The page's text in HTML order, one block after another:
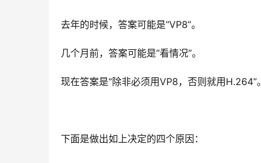
去年的时候，答案可能是“VP8”。
几个月前，答案可能是“看情况”。
现在答案是“除非必须用VP8，否则就用H.264”。
下面是做出如上决定的四个原因：